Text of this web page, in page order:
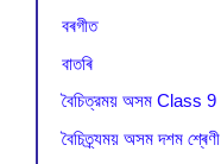
বৰগীত
বাতৰি
বৈচিত্রময় অসম Class 9
বৈচিত্র্যময় অসম দশম শ্ৰেণী